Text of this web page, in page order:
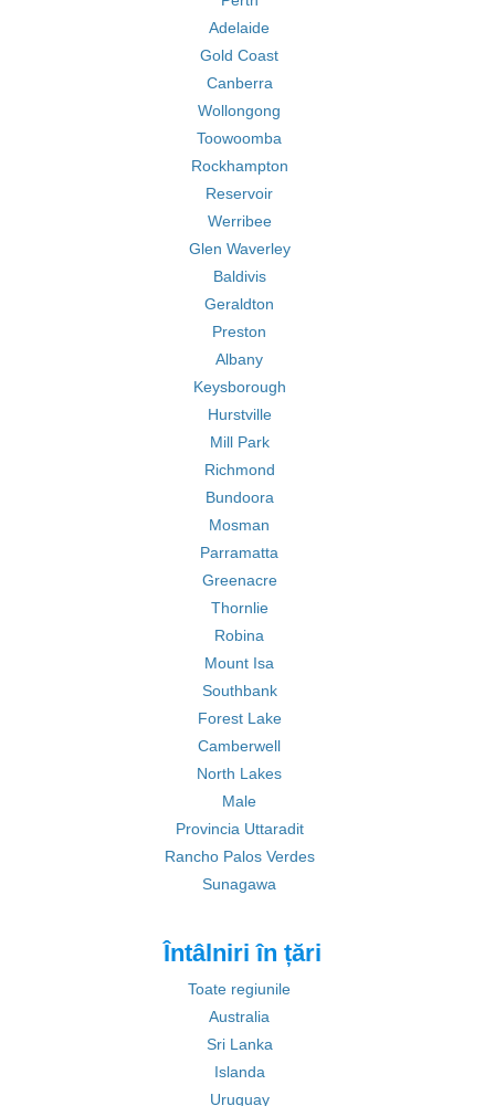
Adelaide
Gold Coast
Canberra
Wollongong
Toowoomba
Rockhampton
Reservoir
Werribee
Glen Waverley
Baldivis
Geraldton
Preston
Albany
Keysborough
Hurstville
Mill Park
Richmond
Bundoora
Mosman
Parramatta
Greenacre
Thornlie
Robina
Mount Isa
Southbank
Forest Lake
Camberwell
North Lakes
Male
Provincia Uttaradit
Rancho Palos Verdes
Sunagawa
Întâlniri în țări
Toate regiunile
Australia
Sri Lanka
Islanda
Uruguay